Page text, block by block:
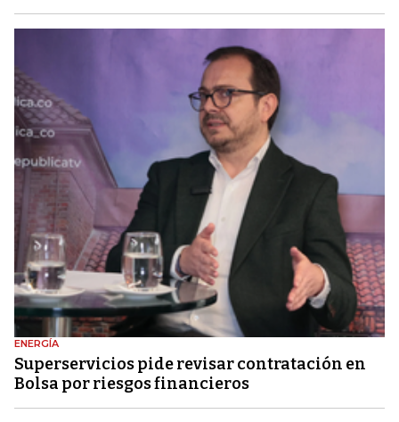
ENERGÍA
Superservicios pide revisar contratación en
Bolsa por riesgos financieros